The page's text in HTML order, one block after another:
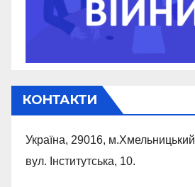
КОНТАКТИ
Україна, 29016, м.Хмельницький
вул. Інститутська, 10.